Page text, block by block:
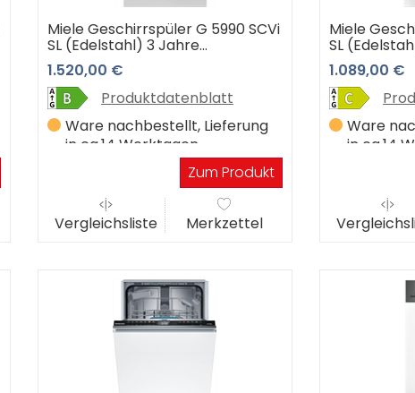
Miele Geschirrspüler G 5990 SCVi
SL (Edelstahl) 3 Jahre
Premiumshop Garantie
1.520,00 €
Produktdatenblatt
Ware nachbestellt, Lieferung
in ca.14 Werktagen
Zum Produkt
Vergleichsliste Merkzettel
Miele
SL
Jahre
1.089,00 €
Ware
in ca.14